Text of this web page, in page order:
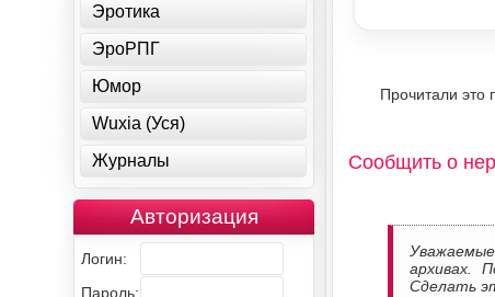
Прочитали это
Сообщить о
архивах.
Сделать
Эротика
ЭроРПГ
Юмор
Wuxia (Уся)
Журналы
Авторизация
Логин:
Пароль: